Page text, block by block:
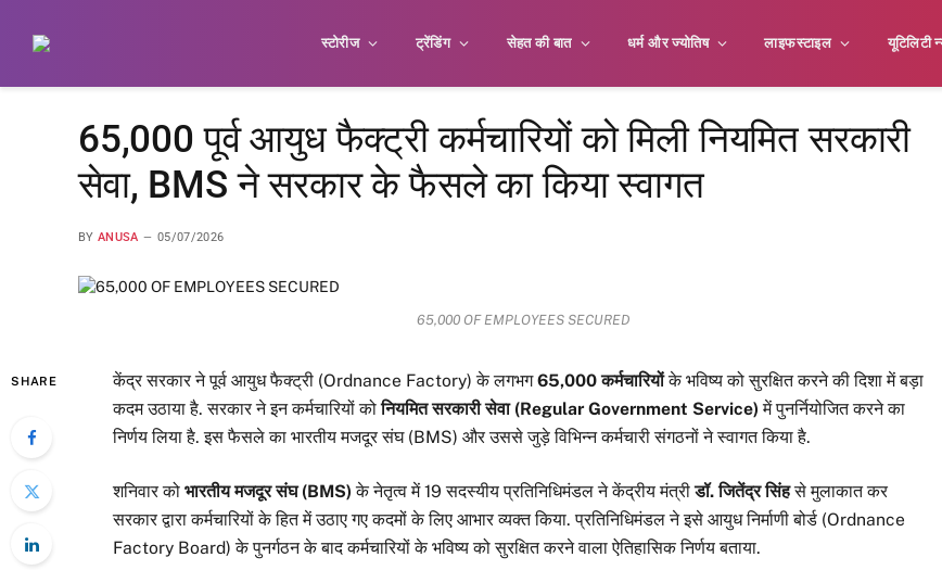
स्टोरीज ट्रेंडिंग सेहत की बात धर्म और ज्योतिष लाइफस्टाइल यूटिलिटी
65,000 पूर्व आयुध फैक्ट्री कर्मचारियों को मिली नियमित सरकारी
सेवा, BMS ने सरकार के फैसले का किया स्वागत
BY ANUSA 05/07/2026
65,000 OF EMPLOYEES SECURED
SHARE केंद्र सरकार ने पूर्व आयुध फैक्ट्री (Ordnance Factory) के लगभग65,000 कर्मचारियोंके भविष्य को सुरक्षित करने की दिशा में बड़ा
कदम उठाया है. सरकार ने इन कर्मचारियों कोनियमित सरकारी सेवा (Regular Government Service) में पुनर्नियोजित करने का
निर्णय लिया है. इस फैसले का भारतीय मजदूर संघ (BMS) और उससे जुड़े विभिन्न कर्मचारी संगठनों ने स्वागत किया है.
शनिवार कोभारतीय मजदूर संघ (BMS) के नेतृत्व में 19 सदस्यीय प्रतिनिधिमंडल ने केंद्रीय मंत्रीडॉ. जितेंद्र सिंहसे मुलाकात कर
सरकार द्वारा कर्मचारियों के हित में उठाए गए कदमों के लिए आभार व्यक्त किया. प्रतिनिधिमंडल ने इसे आयुध निर्माणी बोर्ड (Ordnance
Factory Board) के पुनर्गठन के बाद कर्मचारियों के भविष्य को सुरक्षित करने वाला ऐतिहासिक निर्णय बताया.